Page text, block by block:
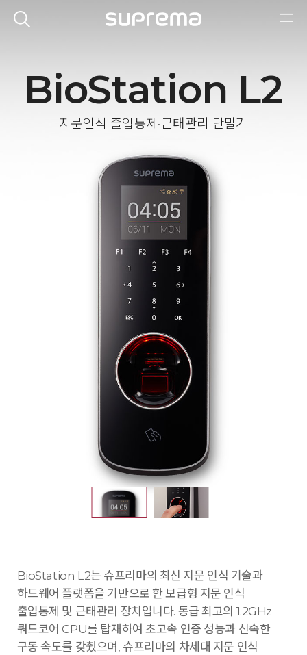
BioStation L2
지문인식 출입통제·근태관리 단말기
BioStation L2는 슈프리마의 최신 지문 인식 기술과
하드웨어 플랫폼을 기반으로 한 보급형 지문 인식
출입통제 및 근태관리 장치입니다. 동급 최고의 1.2GHz
쿼드코어 CPU를 탑재하여 초고속 인증 성능과 신속한
구동 속도를 갖췄으며, 슈프리마의 차세대 지문 인식